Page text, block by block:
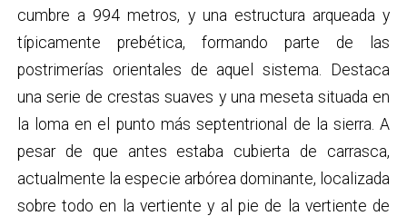
cumbre a 994 metros, y una estructura arqueada y
típicamente prebética, formando parte de las
postrimerías orientales de aquel sistema. Destaca
una serie de crestas suaves y una meseta situada en
la loma en el punto más septentrional de la sierra. A
pesar de que antes estaba cubierta de carrasca,
actualmente la especie arbórea dominante, localizada
sobre todo en la vertiente y al pie de la vertiente de